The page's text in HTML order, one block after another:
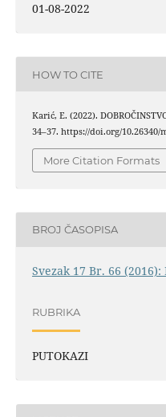
01-08-2022
HOW TO CITE
34–37. https://doi.org/10.26340/
More Citation Formats
BROJ ČASOPISA
Svezak 17 Br. 66
RUBRIKA
PUTOKAZI